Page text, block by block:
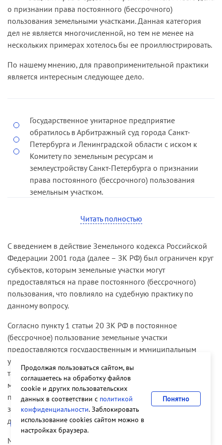
владения, пользования и распоряжения этим
имуществом в пределах, установленных
законодательными актами, в соответствии с
целями своей деятельности, заданиями
Законом не было определено, что имущество за
учреждением закрепляется на основании
При таких обстоятельствах кассационная
инстанция пришла к выводу о том, что право
оперативного управления в отношении
спорного имущества возникло у истца в силу
закона (дела № А42-5259/03-4).
промышленности РСФСР», в соответствии с
которым за государственными промышленными
предприятиями имущество, находящееся на их
балансе, закреплено на праве полного
хозяйственного ведения. С учетом обстоятельств
передачи правопредшественнику истца
спорного объекта в 1967 году и последующего
принадлежности спорного здания истцу на
праве хозяйственного ведения (дело № А56-
42669/03).
о признании права постоянного (бессрочного)
пользования земельными участками. Данная категория
дел не является многочисленной, но тем не менее на
нескольких примерах хотелось бы ее проиллюстрировать.
По нашему мнению, для правоприменительной практики
является интересным следующее дело.
Государственное унитарное предприятие
обратилось в Арбитражный суд города Санкт-
Петербурга и Ленинградской области с иском к
Комитету по земельным ресурсам и
землеустройству Санкт-Петербурга о признании
права постоянного (бессрочного) пользования
земельным участком.
постановлением апелляционной инстанции, иск
Кассационная инстанция отменила
состоявшиеся по делу судебные акты и отказала
в удовлетворении исковых требований.
Отменяя постановление кассационной
инстанции и направляя дело на новое
рассмотрение, Высший Арбитражный Суд
Российской Федерации указал следующее.
Кассационная инстанция, отменяя принятые по
делу судебные акты, полагала, что утрата истцом
права постоянного (бессрочного) пользования
спорным земельным участком произошла на
основании Закона РСФСР «О земельной
реформе» в период действия этого Закона. При
этом ответчик и суд не отрицали, что земельный
Читать полностью
С введением в действие Земельного кодекса Российской
Федерации 2001 года (далее – ЗК РФ) был ограничен круг
субъектов, которым земельные участки могут
предоставляться на праве постоянного (бессрочного)
пользования, что повлияло на судебную практику по
данному вопросу.
Согласно пункту 1 статьи 20 ЗК РФ в постоянное
(бессрочное) пользование земельные участки
предоставляются государственным и муниципальным
учреждениям, федеральным казенным предприятиям, а
также органам государственной власти и органам
местного самоуправления. В силу пункта 3 данной статьи
право постоянного (бессрочного) пользования
земельными участками, возникшее до введения в
действие Земельного кодекса, сохраняется.
Между тем ранее возникшее у лица право постоянного
Продолжая пользоваться сайтом, вы
соглашаетесь на обработку файлов
cookie и других пользовательских
данных в соответствии с политикой
конфиденциальности. Заблокировать
использование cookies сайтом можно в
настройках браузера.
Понятно